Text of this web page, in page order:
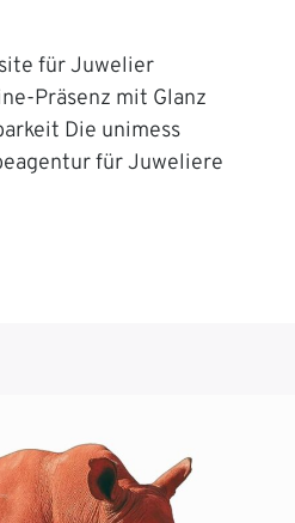
für Juwelier
Präsenz mit Glanz
Die unimess
für Juweliere